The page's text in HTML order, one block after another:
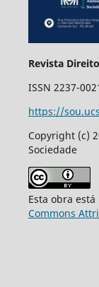
Revista
ISSN 2237-
https://
Copyright (c)
Sociedade
Esta obra
Commons